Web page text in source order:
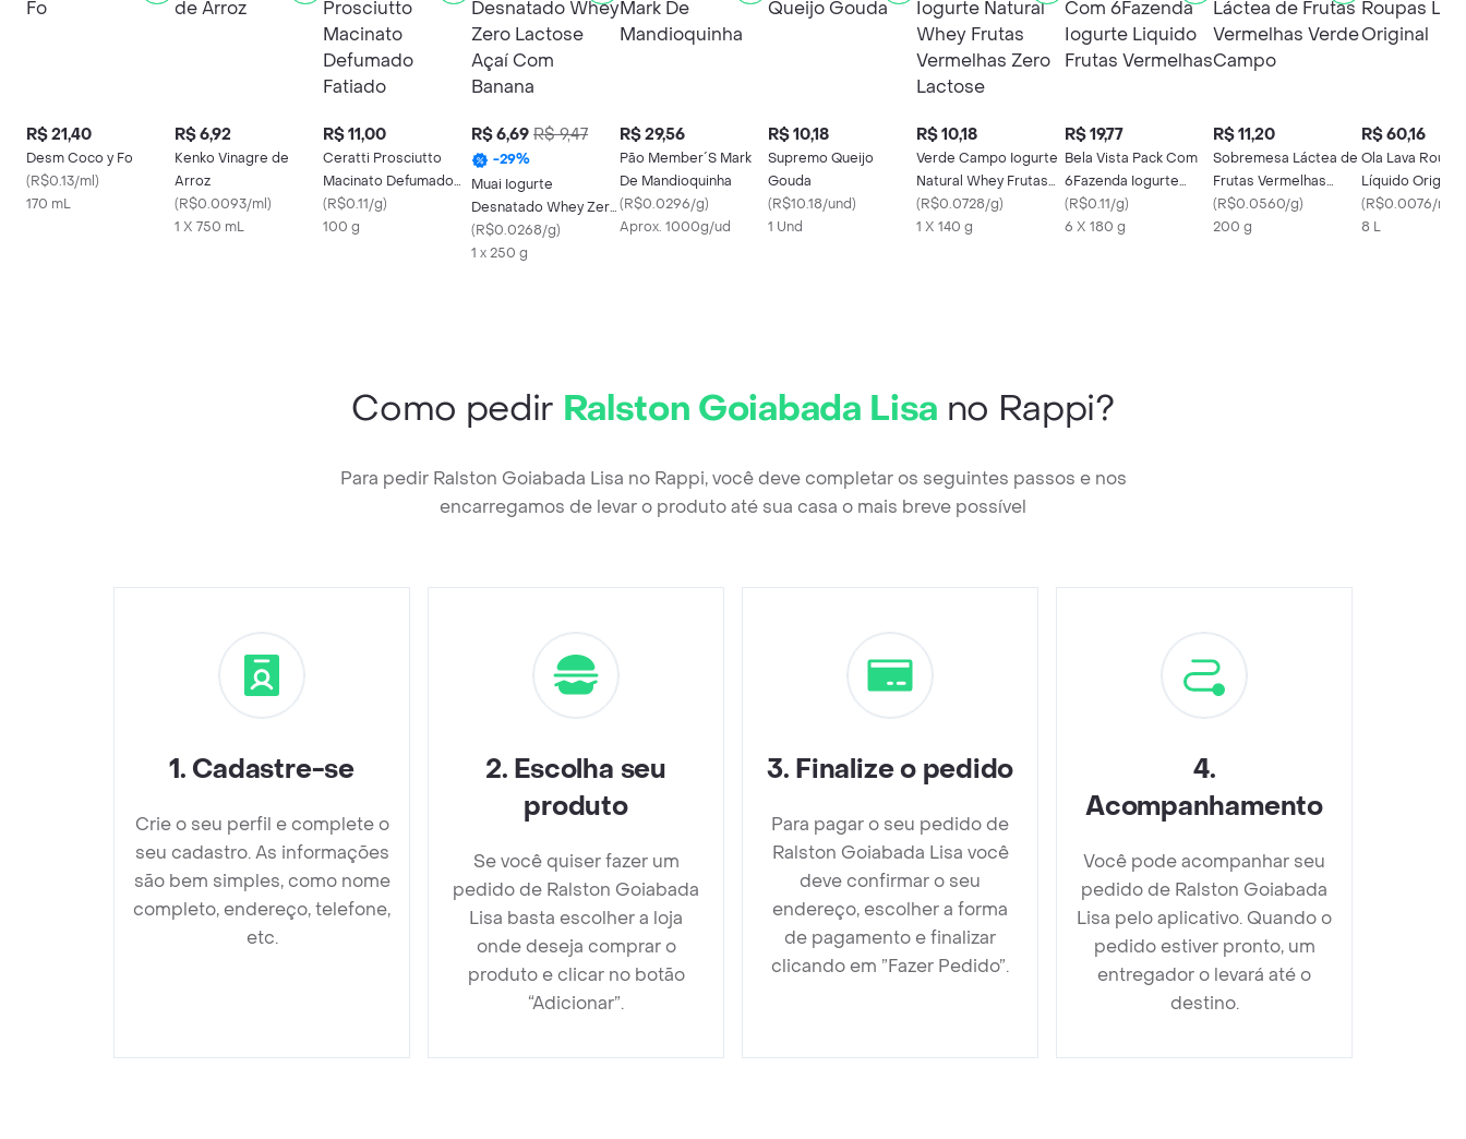
R$ 21,40
Desm Coco y Fo
(R$0.13/ml)
170 mL
R$ 6,92
Kenko Vinagre de
Arroz
(R$0.0093/ml)
1 X 750 mL
R$ 11,00
Ceratti Prosciutto
Macinato Defumado
Fatiado
(R$0.11/g)
100 g
R$ 6,69 R$ 9,47
-29%
Muai Iogurte
Desnatado Whey Zero
Lactose Açaí Com
Banana
(R$0.0268/g)
1 x 250 g
R$ 29,56
Pão Member´S Mark
De Mandioquinha
(R$0.0296/g)
Aprox. 1000g/ud
R$ 10,18
Supremo Queijo
Gouda
(R$10.18/und)
1 Und
R$ 10,18
Verde Campo Iogurte
Natural Whey Frutas
Vermelhas Zero
Lactose
(R$0.0728/g)
1 X 140 g
R$ 19,77
Bela Vista Pack Com
6Fazenda Iogurte
Liquido Frutas
Vermelhas
(R$0.11/g)
6 X 180 g
R$ 11,20
Sobremesa Láctea de
Frutas Vermelhas
Verde Campo
(R$0.0560/g)
200 g
R$ 60,16
Ola Lava
Líquido Original
(R$0.0076/ml
8 L
Como pedir Ralston Goiabada Lisa no Rappi?
Para pedir Ralston Goiabada Lisa no Rappi, você deve completar os seguintes passos e nos
encarregamos de levar o produto até sua casa o mais breve possível
1. Cadastre-se
Crie o seu perfil e complete o
seu cadastro. As informações
são bem simples, como nome
completo, endereço, telefone,
etc.
2. Escolha seu
produto
Se você quiser fazer um
pedido de Ralston Goiabada
Lisa basta escolher a loja
onde deseja comprar o
produto e clicar no botão
“Adicionar”.
3. Finalize o pedido
Para pagar o seu pedido de
Ralston Goiabada Lisa você
deve confirmar o seu
endereço, escolher a forma
de pagamento e finalizar
clicando em ”Fazer Pedido”.
4.
Acompanhamento
Você pode acompanhar seu
pedido de Ralston Goiabada
Lisa pelo aplicativo. Quando o
pedido estiver pronto, um
entregador o levará até o
destino.